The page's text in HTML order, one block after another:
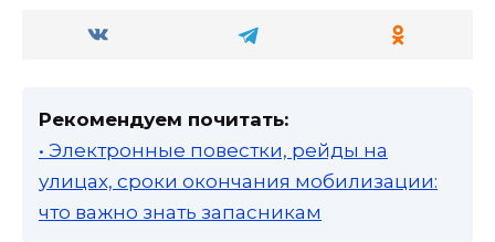
Рекомендуем почитать:
• Электронные повестки, рейды на
улицах, сроки окончания мобилизации:
что важно знать запасникам